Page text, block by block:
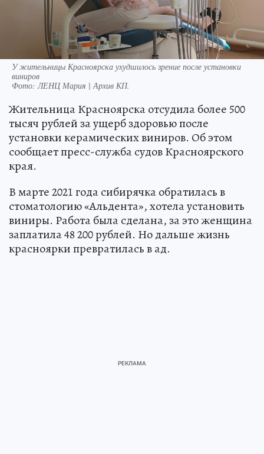
У жительницы Красноярска ухудшилось зрение после установки
виниров
Фото:ЛЕНЦ Мария | Архив КП.
Жительница Красноярска отсудила более 500
тысяч рублей за ущерб здоровью после
установки керамических виниров. Об этом
сообщает пресс-служба судов Красноярского
края.
В марте 2021 года сибирячка обратилась в
стоматологию «Альдента», хотела установить
виниры. Работа была сделана, за это женщина
заплатила 48 200 рублей. Но дальше жизнь
красноярки превратилась в ад.